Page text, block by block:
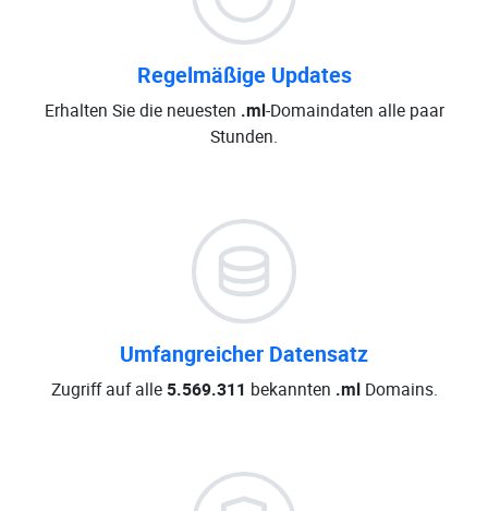
Regelmäßige Updates
Erhalten Sie die neuesten .ml-Domaindaten alle paar
Stunden.
Umfangreicher Datensatz
Zugriff auf alle 5.569.311 bekannten .mlDomains.